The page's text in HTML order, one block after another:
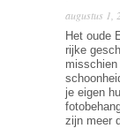
augustus 1,
Het oude
rijke
je eigen
zijn meer